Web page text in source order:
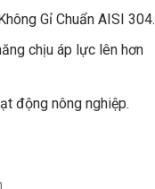
Gỉ Chuẩn AISI 304.
chịu áp lực lên hơn
động nông nghiệp.